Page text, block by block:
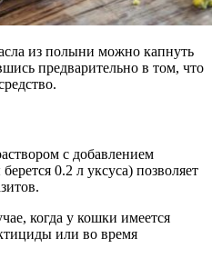
из полыни можно капнуть
предварительно в том, что
с добавлением
0.2 л уксуса) позволяет
когда у кошки имеется
или во время